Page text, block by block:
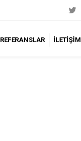
REFERANSLAR İLETİŞİM